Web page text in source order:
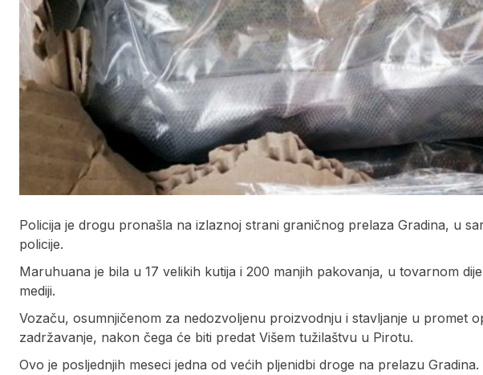
Policija je drogu pronašla na izlaznoj strani graničnog prelaza Gradina, u
policije.
Maruhuana je bila u 17 velikih kutija i 200 manjih pakovanja, u tovarnom
mediji.
Vozaču, osumnjičenom za nedozvoljenu proizvodnju i stavljanje u promet
zadržavanje, nakon čega će biti predat Višem tužilaštvu u Pirotu.
Ovo je posljednjih meseci jedna od većih pljenidbi droge na prelazu Gradina.